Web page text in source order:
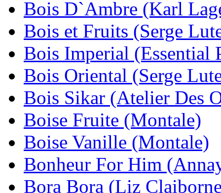
Bois D`Ambre (Karl
Bois et Fruits (Serge
Bois Imperial (Essential
Bois Oriental (Serge
Bois Sikar (Atelier Des
Boise Fruite (Montale)
Boise Vanille (Montale)
Bonheur For Him
Bora Bora (Liz